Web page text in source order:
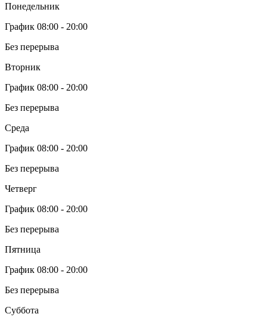
Понедельник
График 08:00 - 20:00
Без перерыва
Вторник
График 08:00 - 20:00
Без перерыва
Среда
График 08:00 - 20:00
Без перерыва
Четверг
График 08:00 - 20:00
Без перерыва
Пятница
График 08:00 - 20:00
Без перерыва
Суббота